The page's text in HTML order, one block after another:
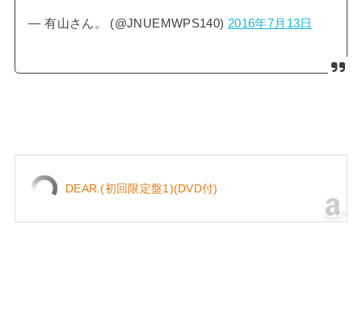
— 有山さん。 (@JNUEMWPS140) 2016年7月13日
DEAR.(初回限定盤1)(DVD付)